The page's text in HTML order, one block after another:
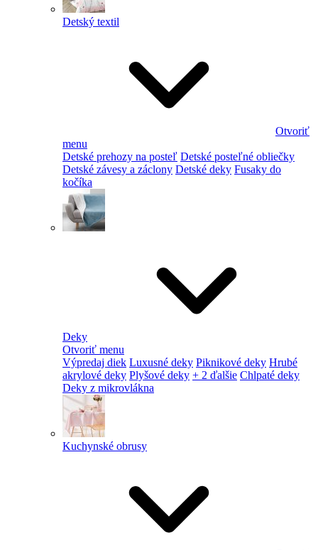
Detský textil
Otvoriť
menu
Detské prehozy na posteľ Detské posteľné obliečky
Detské závesy a záclony Detské deky Fusaky do
kočíka
Deky
Otvoriť menu
Výpredaj diek Luxusné deky Piknikové deky Hrubé
akrylové deky Plyšové deky + 2 ďalšie Chlpaté deky
Deky z mikrovlákna
Kuchynské obrusy